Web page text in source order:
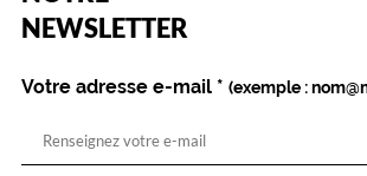
NEWSLETTER
Name
Votre adresse e-mail *
est
obligatoire)
(exemple :